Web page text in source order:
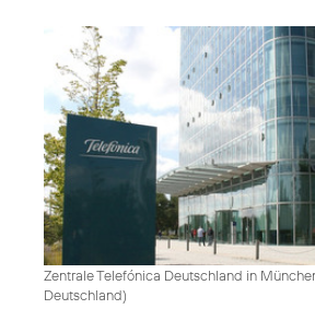
Zentrale Telefónica Deutschland in
Deutschland)